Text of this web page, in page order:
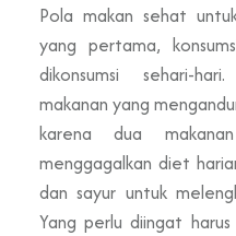
Pola makan sehat
yang pertama,
dikonsumsi sehari-
makanan yang
karena dua
menggagalkan diet
dan sayur untuk
Yang perlu diingat